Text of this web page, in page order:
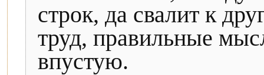
строк, да свалит к
труд, правильные
впустую.